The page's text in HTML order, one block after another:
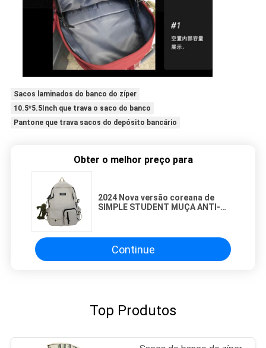
Sacos laminados do banco do zíper
10.5*5.5Inch que trava o saco do banco
Pantone que trava sacos do depósito bancário
Obter o melhor preço para
2024 Nova versão coreana de
SIMPLE STUDENT MUÇA ANTI-
computador
Continue
Top Produtos